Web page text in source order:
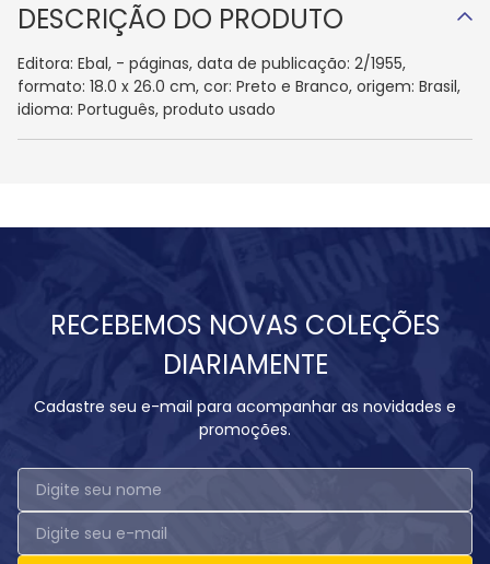
DESCRIÇÃO DO PRODUTO
Editora: Ebal, - páginas, data de publicação: 2/1955,
formato: 18.0 x 26.0 cm, cor: Preto e Branco, origem: Brasil,
idioma: Português, produto usado
RECEBEMOS NOVAS COLEÇÕES
DIARIAMENTE
Cadastre seu e-mail para acompanhar as novidades e
promoções.